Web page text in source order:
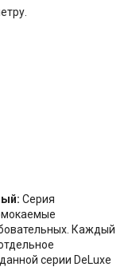
Серия
Каждый
серии DeLuxe